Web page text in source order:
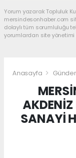
Yorum yazarak Topluluk
mersindesonhaber.com
dolaylı tüm sorumluluğu
yorumlardan site
Anasayfa
AKDENİZ
SANAYİ